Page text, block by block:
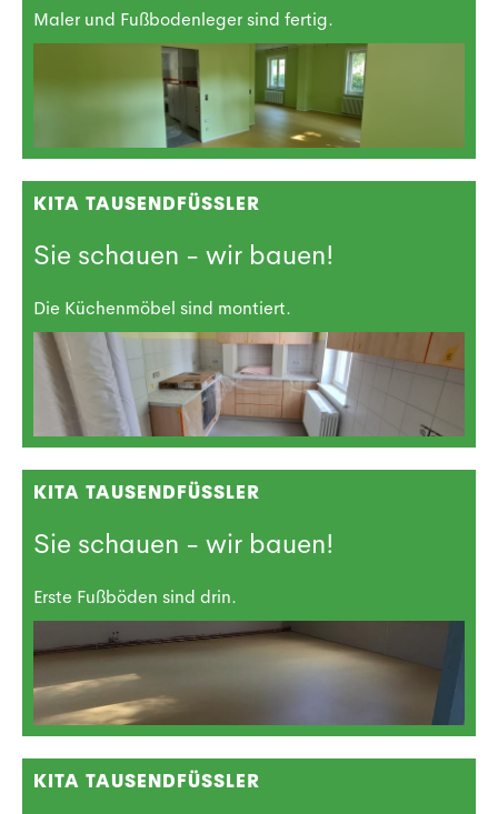
Maler und Fußbodenleger sind fertig.
KITA TAUSENDFÜSSLER
Sie schauen - wir bauen!
Die Küchenmöbel sind montiert.
KITA TAUSENDFÜSSLER
Sie schauen - wir bauen!
Erste Fußböden sind drin.
KITA TAUSENDFÜSSLER